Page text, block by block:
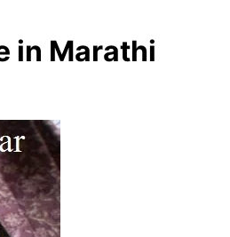
in Marathi